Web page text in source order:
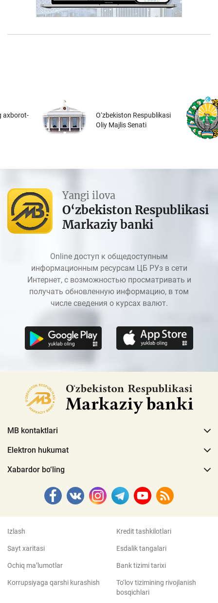
axborot-
O‘zbekiston Respublikasi
Oliy Majlis Senati
Yangi ilova
O‘zbekiston Respublikasi
Markaziy banki
Online доступ к общедоступным
информационным ресурсам ЦБ РУз в сети
Интернет, с возможностью просматривать и
получать обновленную информацию, в том
числе сведения о курсах валют.
MB kontaktlari
Elektron hukumat
Xabardor bo‘ling
Izlash
Sayt xaritasi
Ochiq ma’lumotlar
Korrupsiyaga qarshi kurashish
Kredit tashkilotlari
Esdalik tangalari
Bank tizimi tarixi
To‘lov tizimining rivojlanish
bosqichlari